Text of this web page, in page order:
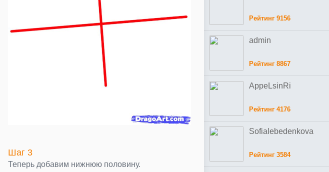
Шаг 3
Теперь добавим нижнюю половину.
Рейтинг 9156
admin
Рейтинг 8867
AppeLsinRi
Рейтинг 4176
Sofialebedenkova
Рейтинг 3584